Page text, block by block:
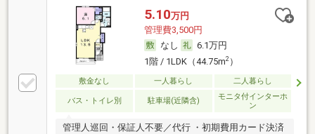
5.10万円
管理費3,500円
なし
6.1万円
1階 / 1LDK（44.75m2）
敷金なし 一人暮らし 二人暮らし
バス・トイレ別 駐車場(近隣含)
モニタ付インターホ
ン
管理人巡回・保証人不要／代行 ・初期費用カード決済